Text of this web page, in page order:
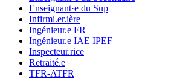
Enseignant·e du Sup
Infirmi.er.ière
Ingénieur.e FR
Ingénieur.e IAE IPEF
Inspecteur.rice
Retraité.e
TFR-ATFR